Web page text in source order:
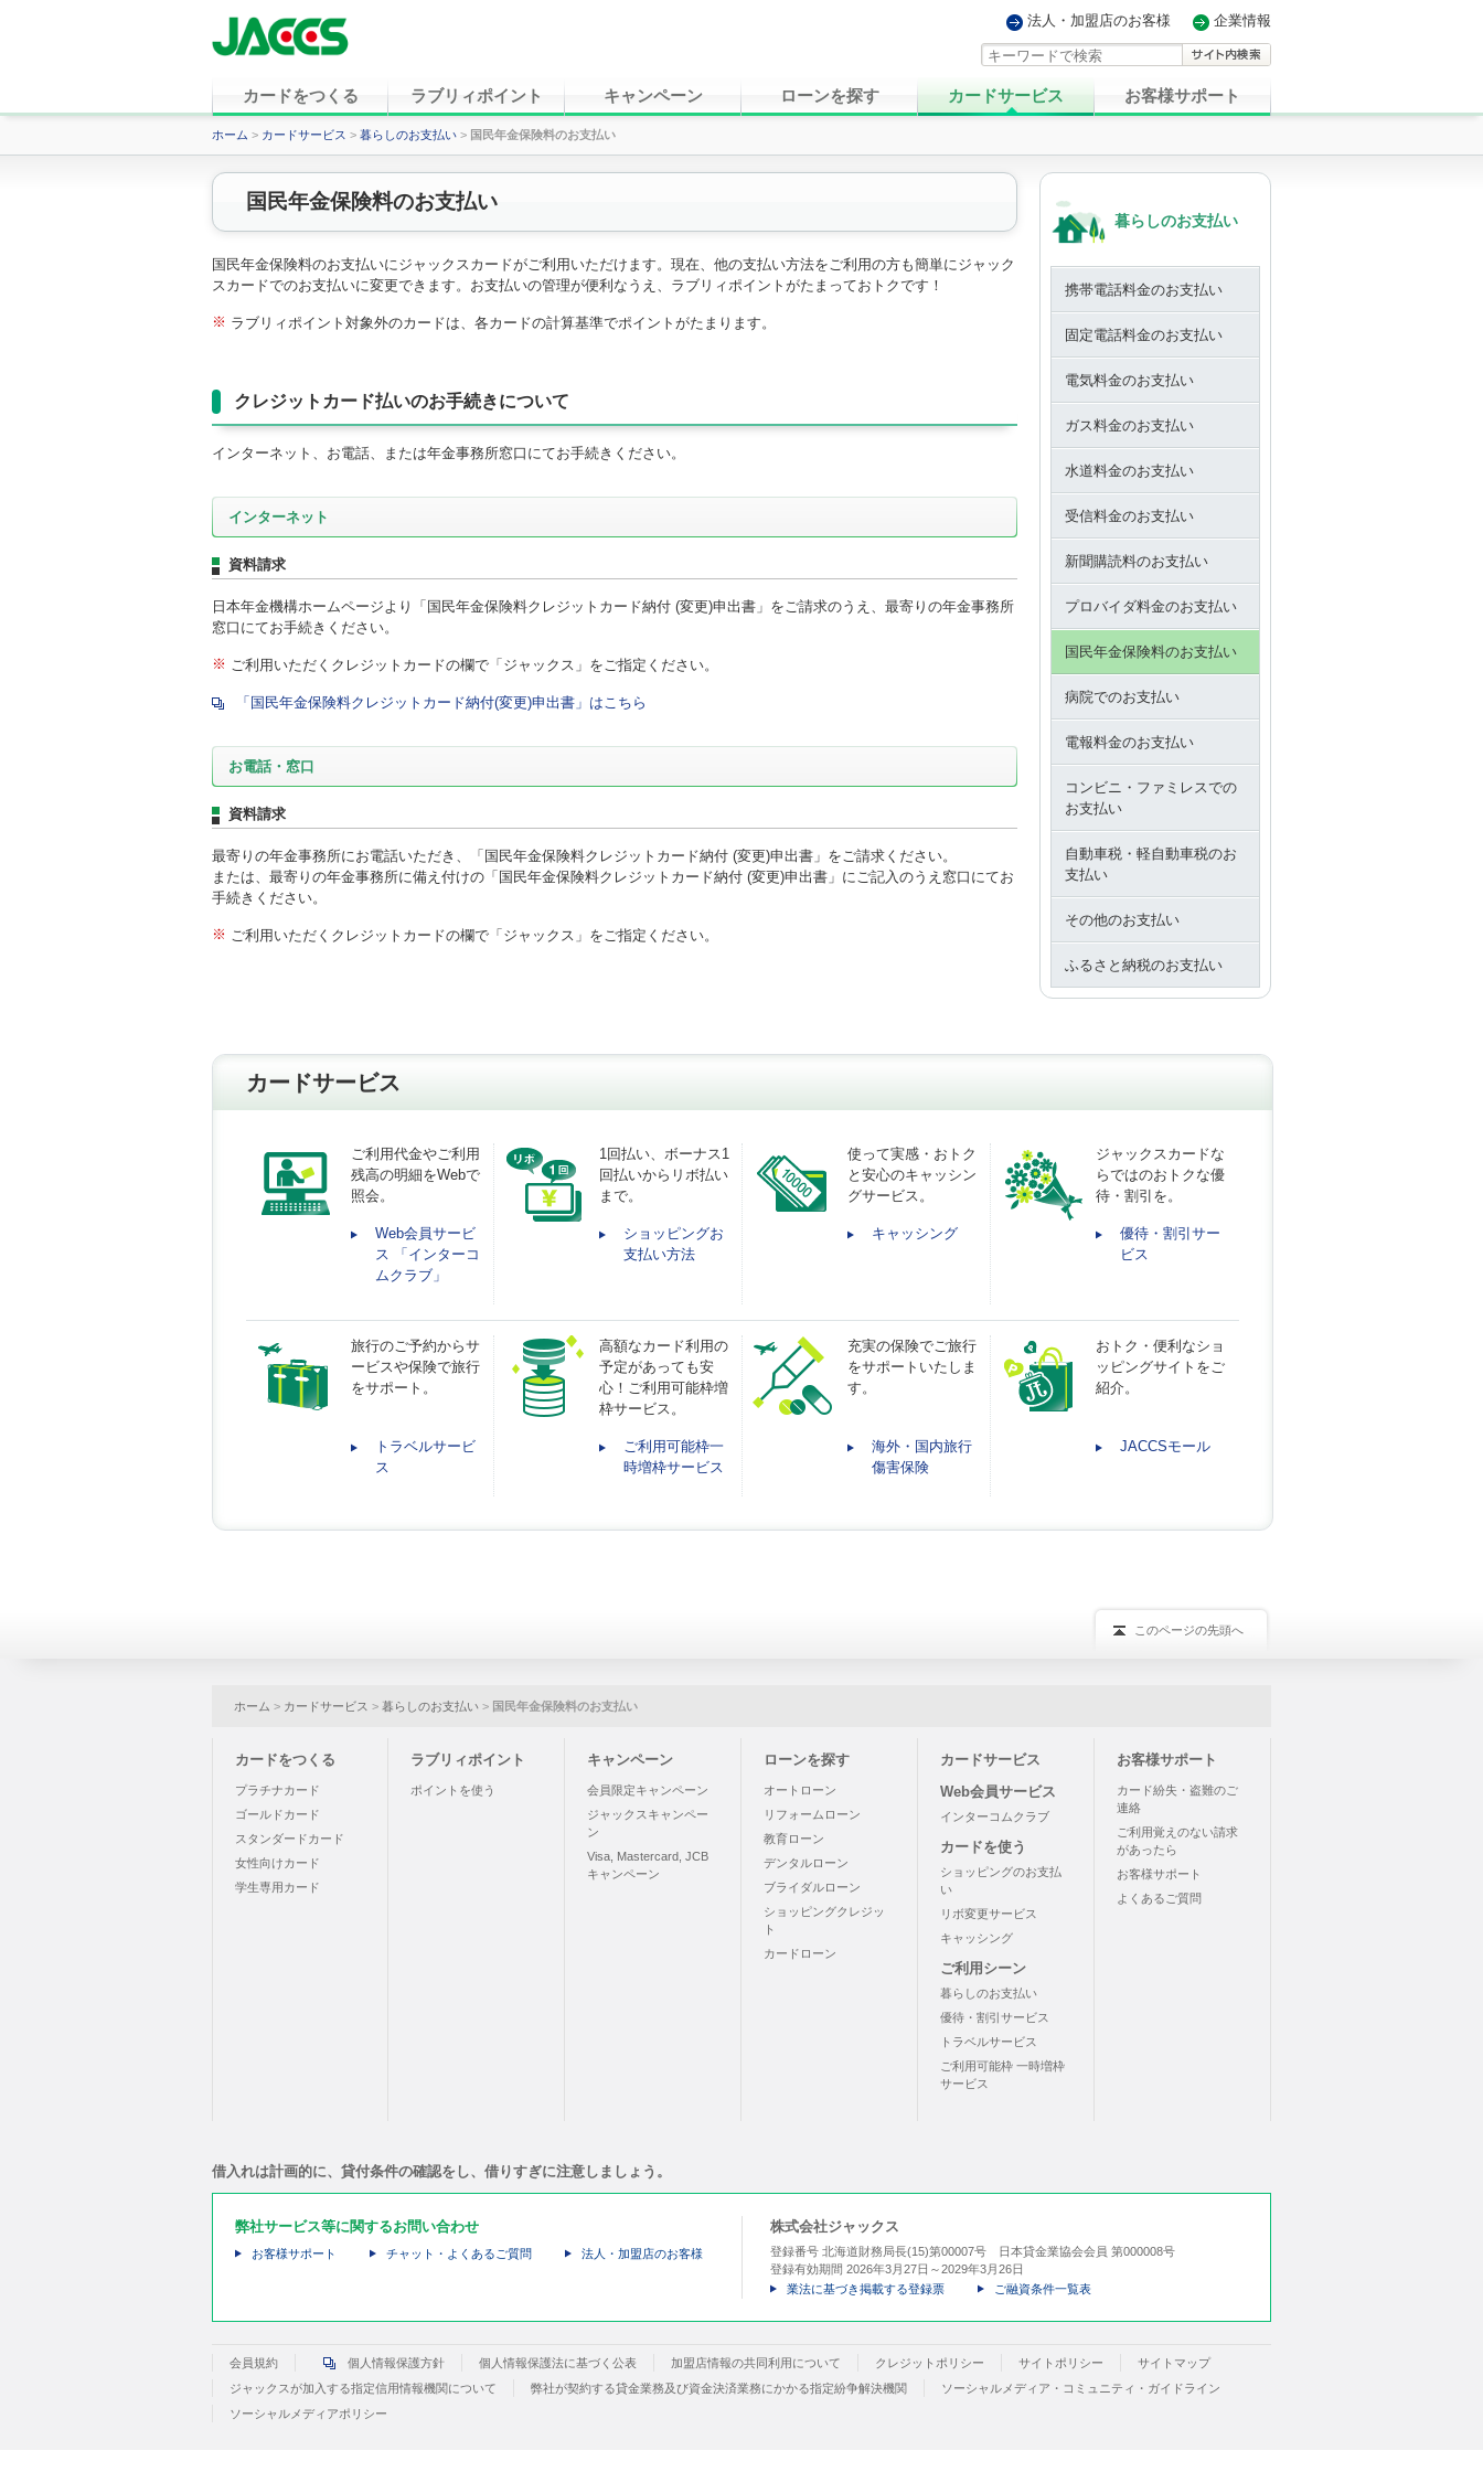
カードをつくる ラブリィポイント キャンペーン ローンを探す カードサービス お客様サポート
法人・加盟店のお客様 企業情報
ホーム > カードサービス > 暮らしのお支払い > 国民年金保険料のお支払い
国民年金保険料のお支払い
国民年金保険料のお支払いにジャックスカードがご利用いただけます。現在、他の支払い方法をご利用の方も簡単にジャック
スカードでのお支払いに変更できます。お支払いの管理が便利なうえ、ラブリィポイントがたまっておトクです！
※ ラブリィポイント対象外のカードは、各カードの計算基準でポイントがたまります。
クレジットカード払いのお手続きについて
インターネット、お電話、または年金事務所窓口にてお手続きください。
インターネット
資料請求
日本年金機構ホームページより「国民年金保険料クレジットカード納付 (変更)申出書」をご請求のうえ、最寄りの年金事務所
窓口にてお手続きください。
※ ご利用いただくクレジットカードの欄で「ジャックス」をご指定ください。
「国民年金保険料クレジットカード納付(変更)申出書」はこちら
お電話・窓口
資料請求
最寄りの年金事務所にお電話いただき、「国民年金保険料クレジットカード納付 (変更)申出書」をご請求ください。
または、最寄りの年金事務所に備え付けの「国民年金保険料クレジットカード納付 (変更)申出書」にご記入のうえ窓口にてお
手続きください。
※ ご利用いただくクレジットカードの欄で「ジャックス」をご指定ください。
暮らしのお支払い
携帯電話料金のお支払い
固定電話料金のお支払い
電気料金のお支払い
ガス料金のお支払い
水道料金のお支払い
受信料金のお支払い
新聞購読料のお支払い
プロバイダ料金のお支払い
国民年金保険料のお支払い
病院でのお支払い
電報料金のお支払い
コンビニ・ファミレスでの
お支払い
自動車税・軽自動車税のお
支払い
その他のお支払い
ふるさと納税のお支払い
カードサービス
ご利用代金やご利用
残高の明細をWebで
照会。
Web会員サービ
ス 「インターコ
ムクラブ」
1回払い、ボーナス1
回払いからリボ払い
まで。
ショッピングお
支払い方法
使って実感・おトク
と安心のキャッシン
グサービス。
キャッシング
ジャックスカードな
らではのおトクな優
待・割引を。
優待・割引サー
ビス
旅行のご予約からサ
ービスや保険で旅行
をサポート。
トラベルサービ
ス
高額なカード利用の
予定があっても安
心！ご利用可能枠増
枠サービス。
ご利用可能枠一
時増枠サービス
充実の保険でご旅行
をサポートいたしま
す。
海外・国内旅行
傷害保険
おトク・便利なショ
ッピングサイトをご
紹介。
JACCSモール
このページの先頭へ
ホーム > カードサービス > 暮らしのお支払い > 国民年金保険料のお支払い
カードをつくる
プラチナカード
ゴールドカード
スタンダードカード
女性向けカード
学生専用カード
ラブリィポイント
ポイントを使う
キャンペーン
会員限定キャンペーン
ジャックスキャンペー
ン
Visa, Mastercard, JCB
キャンペーン
ローンを探す
オートローン
リフォームローン
教育ローン
デンタルローン
ブライダルローン
ショッピングクレジッ
ト
カードローン
カードサービス
Web会員サービス
インターコムクラブ
カードを使う
ショッピングのお支払
い
リボ変更サービス
キャッシング
ご利用シーン
暮らしのお支払い
優待・割引サービス
トラベルサービス
ご利用可能枠 一時増枠
サービス
お客様サポート
カード紛失・盗難のご
連絡
ご利用覚えのない請求
があったら
お客様サポート
よくあるご質問
借入れは計画的に、貸付条件の確認をし、借りすぎに注意しましょう。
弊社サービス等に関するお問い合わせ
お客様サポート チャット・よくあるご質問 法人・加盟店のお客様
株式会社ジャックス
登録番号 北海道財務局長(15)第00007号
日本貸金業協会会員 第000008号
登録有効期間 2026年3月27日～2029年3月26日
業法に基づき掲載する登録票
ご融資条件一覧表
会員規約 個人情報保護方針 個人情報保護法に基づく公表 加盟店情報の共同利用について クレジットポリシー サイトポリシー
サイトマップ
ジャックスが加入する指定信用情報機関について
弊社が契約する貸金業務及び資金決済業務にかかる指定紛争解決機関
ソーシャルメディア・コミュニティ・ガイドライン
ソーシャルメディアポリシー